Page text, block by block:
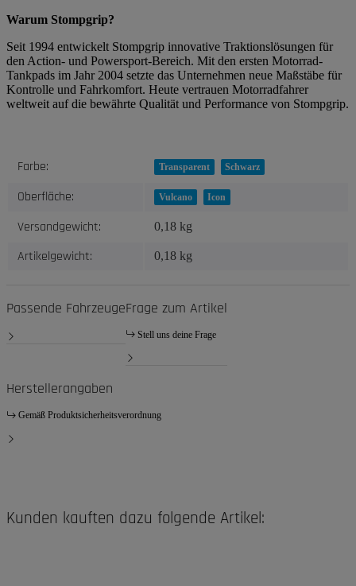
Warum Stompgrip?
Seit 1994 entwickelt Stompgrip innovative Traktionslösungen für
den Action- und Powersport-Bereich. Mit den ersten Motorrad-
Tankpads im Jahr 2004 setzte das Unternehmen neue Maßstäbe für
Kontrolle und Fahrkomfort. Heute vertrauen Motorradfahrer
weltweit auf die bewährte Qualität und Performance von Stompgrip.
Produkteigenschaft
Wert
Farbe: Transparent Schwarz
Oberfläche: Vulcano Icon
Versandgewicht: 0,18 kg
Artikelgewicht: 0,18 kg
Passende FahrzeugeFrage zum Artikel
Stell uns deine Frage
Herstellerangaben
Gemäß Produktsicherheitsverordnung
Kunden kauften dazu folgende Artikel: